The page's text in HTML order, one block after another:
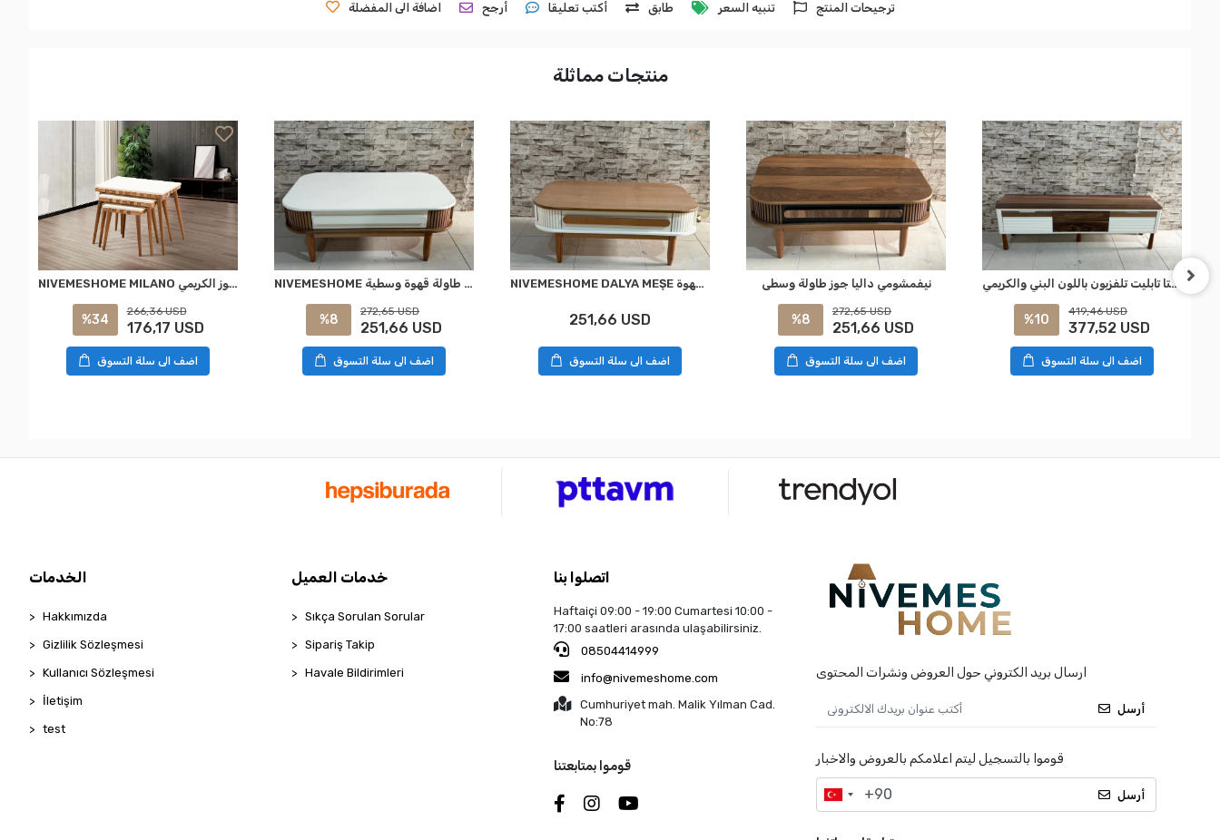
اضافة الى المفضلة أرجح أكتب تعليقا طابق تنبيه السعر ترجيحات المنتج
منتجات مماثلة
NIVEMESHOME MILANO جدول زيغون الجوز الكريمي
%34
266,36 USD
176,17 USD
اضف الى سلة التسوق
NIVEMESHOME داليا كريم-جوز طاولة قهوة وسطية
%8
272,65 USD
251,66 USD
اضف الى سلة التسوق
NIVEMESHOME DALYA MEŞE طاولة قهوة
251,66 USD
اضف الى سلة التسوق
نيفمشومي داليا جوز طاولة وسطى
%8
272,65 USD
251,66 USD
اضف الى سلة التسوق
نيفمسهوم إيستا تابليت تلفزيون باللون البني والكريمي
%10
419,46 USD
377,52 USD
اضف الى سلة التسوق
الخدمات
Hakkımızda
Gizlilik Sözleşmesi
Kullanıcı Sözleşmesi
İletişim
test
خدمات العميل
Sıkça Sorulan Sorular
Sipariş Takip
Havale Bildirimleri
اتصلوا بنا
Haftaiçi 09:00 - 19:00 Cumartesi 10:00 -
17:00 saatleri arasında ulaşabilirsiniz.
08504414999
info@nivemeshome.com
Cumhuriyet mah. Malik Yılman Cad.
No:78
قوموا بمتابعتنا
ارسال بريد الكتروني حول العروض ونشرات المحتوى
أرسل
قوموا بالتسجيل ليتم اعلامكم بالعروض والاخبار
أرسل